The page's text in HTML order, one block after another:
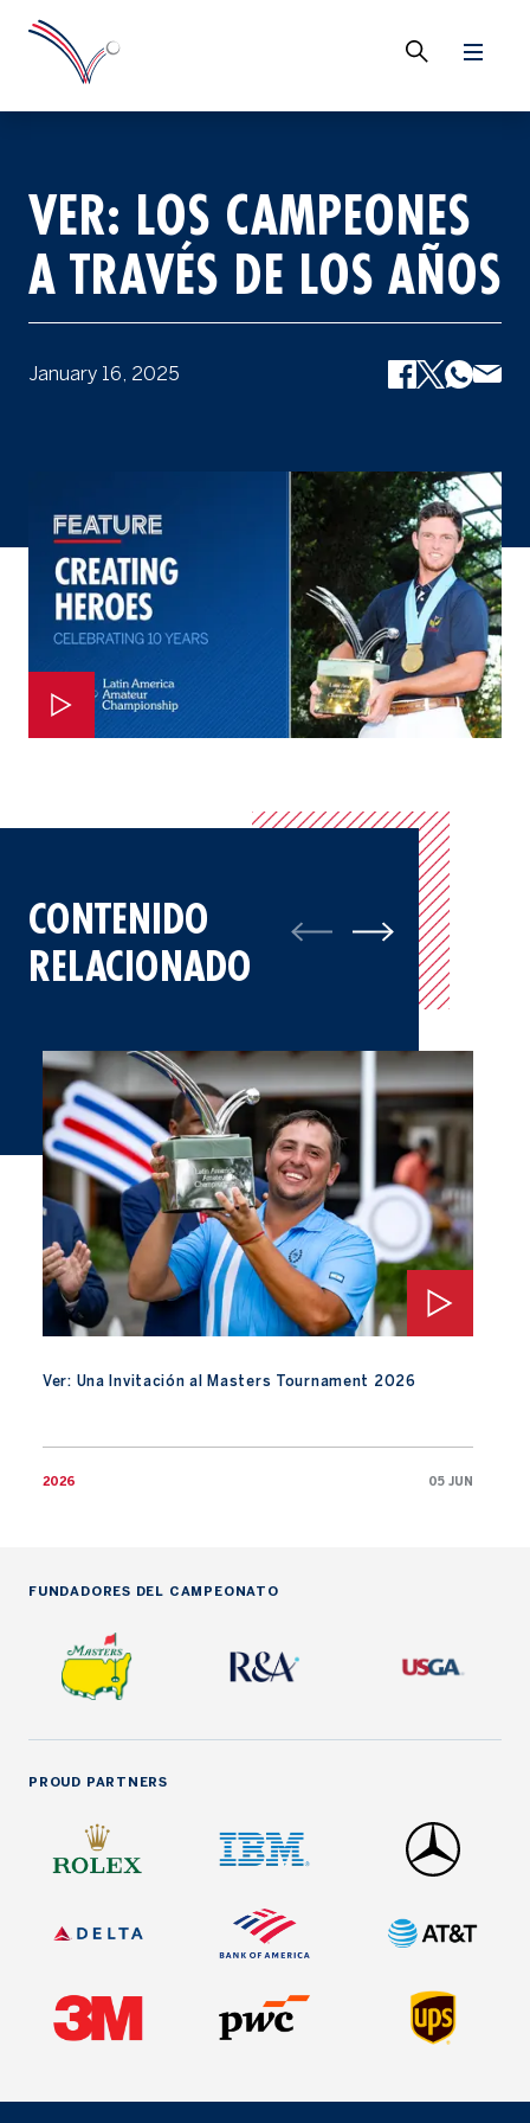
VER: LOS CAMPEONES
A TRAVÉS DE LOS AÑOS
January 16, 2025
CONTENIDO
RELACIONADO
Ver: Una Invitación al Masters Tournament 2026
2026 05 JUN
Ver: Una Invitación al Masters Tournament 2026
FUNDADORES DEL CAMPEONATO
PROUD PARTNERS